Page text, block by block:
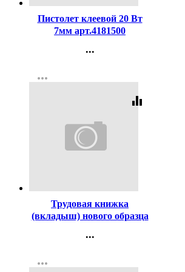
Пистолет клеевой 20 Вт
7мм арт.4181500
...
Регистрация
more_horiz
equalizer
Трудовая книжка
(вкладыш) нового образца
...
Регистрация
more_horiz